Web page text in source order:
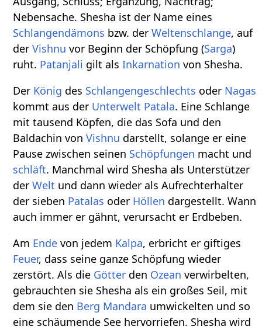
Nebensache. Shesha ist der Name eines
Schlangendämons bzw. derWeltenschlange, auf
derVishnu vor Beginn der Schöpfung (Sarga)
ruht. Patanjali gilt alsInkarnation von Shesha.
Der König des Schlangengeschlechts oder Nagas
kommt aus der Unterwelt Patala. Eine Schlange
mit tausend Köpfen, die das Sofa und den
Baldachin vonVishnu darstellt, solange er eine
Pause zwischen seinen Schöpfungen macht und
schläft. Manchmal wird Shesha als Unterstützer
derWelt und dann wieder als Aufrechterhalter
der sieben Patalas oder Höllen dargestellt. Wann
auch immer er gähnt, verursacht er Erdbeben.
Am Ende von jedem Kalpa, erbricht er giftiges
Feuer, dass seine ganze Schöpfung wieder
zerstört. Als die Götter den Ozean verwirbelten,
gebrauchten sie Shesha als ein großes Seil, mit
dem sie den Berg Mandara umwickelten und so
eine schäumende See hervorriefen. Shesha wird